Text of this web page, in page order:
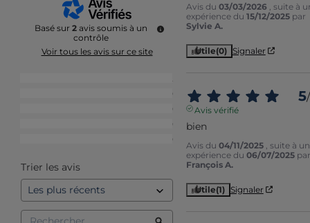
Basé sur 2 avis soumis à un
contrôle
Voir tous les avis sur ce site
2
0
0
0
0
Trier les avis
Avis du 03/03/2026
, suite à
expérience du 15/12/2025 par
Sylvie A.
Utile(0) Signaler
5/
Avis vérifié
bien
Avis du 04/11/2025
, suite à
expérience du 06/07/2025 par
François A.
Utile(1) Signaler